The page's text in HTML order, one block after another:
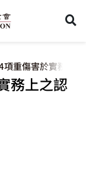
重傷害於實務上
務上之認